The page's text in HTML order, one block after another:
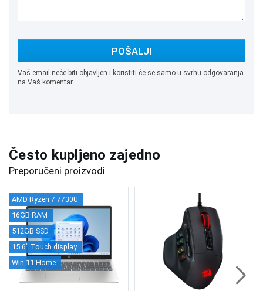
POŠALJI
Vaš email neće biti objavljen i koristiti će se samo u svrhu odgovaranja
na Vaš komentar
Često kupljeno zajedno
Preporučeni proizvodi.
AMD Ryzen 7 7730U
16GB RAM
512GB SSD
15.6" Touch display
Win 11 Home